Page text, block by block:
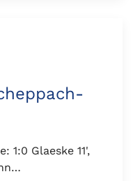
1:0 Glaeske 11',